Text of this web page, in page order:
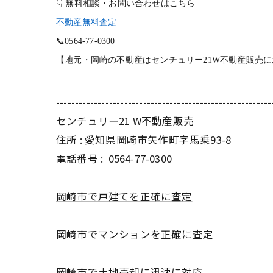
👇 無料相談・お問い合わせはこちら
不動産無料査定
📞0564-77-0300
【地元・岡崎の不動産はセンチュリー21W不動産販売
センチュリー21 W不動産販売
住所 : 愛知県岡崎市矢作町字馬乗93-8
電話番号 : 0564-77-0300
岡崎市で戸建てを正確に査定
岡崎市でマンションを正確に査定